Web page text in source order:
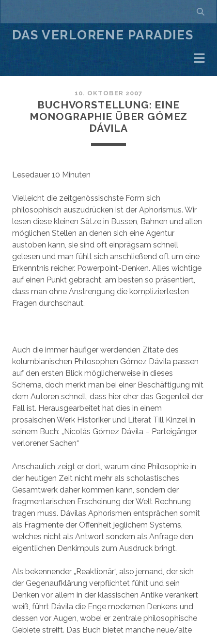
DAS VERLORENE PARADIES
10. OKTOBER 2007
BUCHVORSTELLUNG: EINE
MONOGRAPHIE ÜBER GÓMEZ
DÁVILA
Lesedauer 10 Minuten
Vielleicht die zeitgenössischste Form sich
philosophisch auszudrücken ist der Aphorismus. Wir
lesen diese kleinen Sätze in Bussen, Bahnen und allen
möglichen Stellen an denen sich eine Agentur
austoben kann, sie sind oft einprägsam schnell
gelesen und man fühlt sich anschließend oft um eine
Erkenntnis reicher. Powerpoint-Denken. Alles wichtige
auf einen Punkt gebracht, am besten so präsentiert,
dass man ohne Anstrengung die kompliziertesten
Fragen durchschaut.
Auch die immer häufiger werdenden Zitate des
kolumbianischen Philosophen Gómez Dávila passen
auf den ersten Blick möglicherweise in dieses
Schema, doch merkt man bei einer Beschäftigung mit
dem Autoren schnell, dass hier eher das Gegenteil der
Fall ist. Herausgearbeitet hat dies in einem
prosaischen Werk Historiker und Literat Till Kinzel in
seinem Buch: „Nicolás Gómez Dávila – Parteigänger
verlorener Sachen“
Anschaulich zeigt er dort, warum eine Philosophie in
der heutigen Zeit nicht mehr als scholastisches
Gesamtwerk daher kommen kann, sondern der
fragmentarischen Erscheinung der Welt Rechnung
tragen muss. Dávilas Aphorismen entsprächen somit
als Fragmente der Offenheit jeglichem Systems,
welches nicht als Antwort sondern als Anfrage den
eigentlichen Denkimpuls zum Ausdruck bringt.
Als bekennender „Reaktionär“, also jemand, der sich
der Gegenaufklärung verpflichtet fühlt und sein
Denken vor allem in der klassischen Antike verankert
weiß, führt Dávila die Enge modernen Denkens und
dessen vor Augen, wobei er zentrale philosophische
Gebiete streift. Das Buch bietet manche neue/alte